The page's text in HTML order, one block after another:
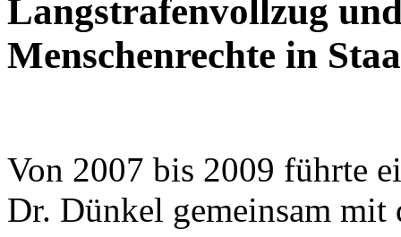
Langstrafenvollzug
Menschenrechte in
Von 2007 bis 2009 führte
Dr. Dünkel gemeinsam